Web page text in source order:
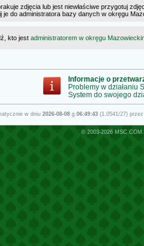
zdjęcia lub jest niewłaściwe przygotuj
je do administratora bazy danych w okręgu
kto jest administratorem w okręgu
Informacje o
Problemy w działaniu
System do swojego
w dniu 2026-08-08g.06:49:43(1.0541/27)
© 2003-2026